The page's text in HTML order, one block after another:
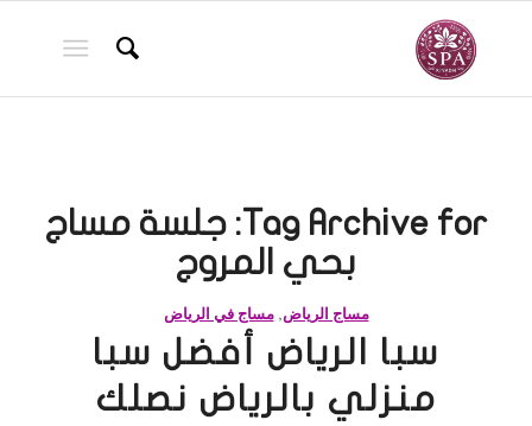
Tag Archive for: جلسة مساج
بحي المروج
مساج الرياض,مساج في الرياض
سبا الرياض أفضل سبا
منزلي بالرياض نصلك